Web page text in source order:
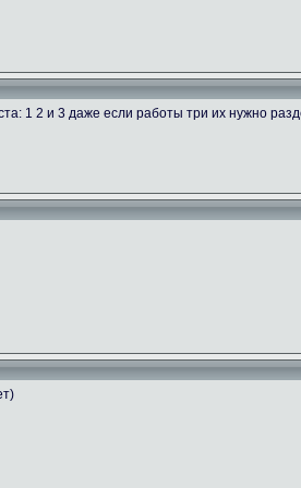
1 2 и 3 даже если работы три их нужно